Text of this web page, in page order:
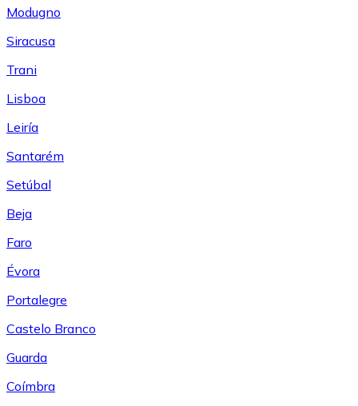
Modugno
Siracusa
Trani
Lisboa
Leiría
Santarém
Setúbal
Beja
Faro
Évora
Portalegre
Castelo Branco
Guarda
Coímbra